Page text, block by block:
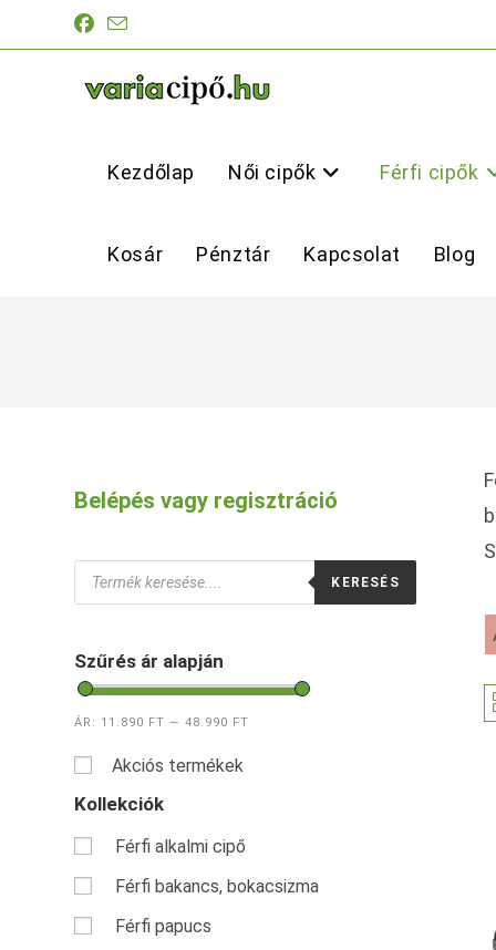
Kezdőlap Női cipők Férfi cipők
Kosár Pénztár Kapcsolat Blog
Belépés vagy regisztráció
Products
search
KERESÉS
Szűrés ár alapján
ÁR: 11.890 FT —48.990 FT
Akciós termékek
Kollekciók
Férfi alkalmi cipő
Férfi bakancs, bokacsizma
Férfi papucs